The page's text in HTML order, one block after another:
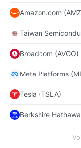
Amazon.com
Taiwan
Broadcom (AVGO)
Meta Platforms
Tesla (TSLA)
Berkshire